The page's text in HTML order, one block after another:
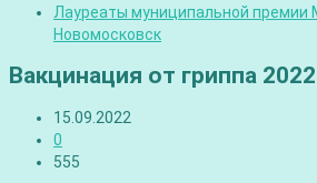
Лауреаты муниципальной премии
Новомосковск
Вакцинация от гриппа 2022
15.09.2022
0
555